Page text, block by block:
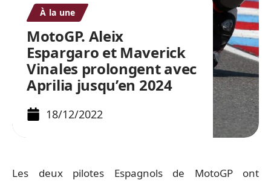
À la une
MotoGP. Aleix
Espargaro et Maverick
Vinales prolongent avec
Aprilia jusqu’en 2024
18/12/2022
Les deux pilotes Espagnols de MotoGP ont